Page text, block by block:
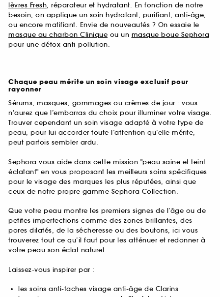
lèvres Fresh, réparateur et hydratant. En fonction de notre
besoin, on applique un soin hydratant, purifiant, anti-âge,
ou encore matifiant. Envie de nouveautés ? On essaie le
masque au charbon Clinique ou un masque boue Sephora
pour une détox anti-pollution.
Chaque peau mérite un soin visage exclusif pour
rayonner
Sérums, masques, gommages ou crèmes de jour : vous
n’aurez que l’embarras du choix pour illuminer votre visage.
Trouver cependant un soin visage adapté à votre type de
peau, pour lui accorder toute l’attention qu’elle mérite,
peut parfois sembler ardu.
Sephora vous aide dans cette mission "peau saine et teint
éclatant" en vous proposant les meilleurs soins spécifiques
pour le visage des marques les plus réputées, ainsi que
ceux de notre propre gamme Sephora Collection.
Que votre peau montre les premiers signes de l’âge ou de
petites imperfections comme des zones brillantes, des
pores dilatés, de la sécheresse ou des boutons, ici vous
trouverez tout ce qu’il faut pour les atténuer et redonner à
votre peau son éclat naturel.
Laissez-vous inspirer par :
les soins anti-taches visage anti-âge de Clarins